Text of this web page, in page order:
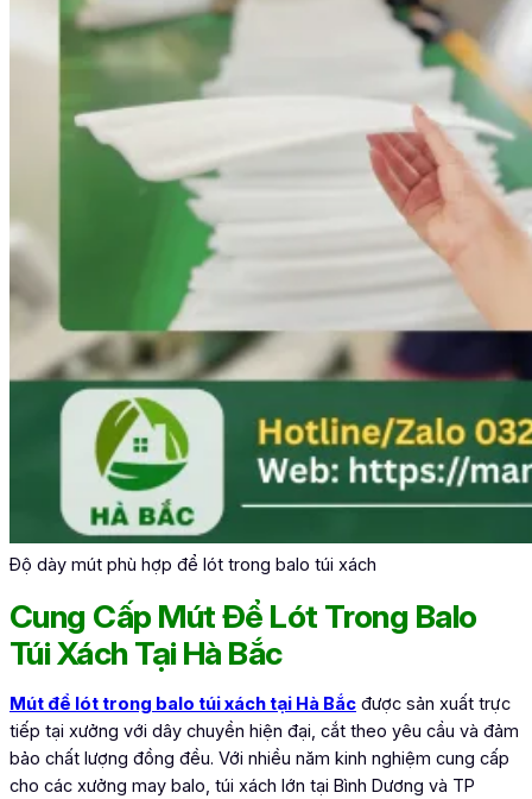
Độ dày mút phù hợp để lót trong balo túi xách
Cung Cấp Mút Để Lót Trong Balo
Túi Xách Tại Hà Bắc
Mút để lót trong balo túi xách tại Hà Bắc được sản xuất trực
tiếp tại xưởng với dây chuyền hiện đại, cắt theo yêu cầu và đảm
bảo chất lượng đồng đều. Với nhiều năm kinh nghiệm cung cấp
cho các xưởng may balo, túi xách lớn tại Bình Dương và TP